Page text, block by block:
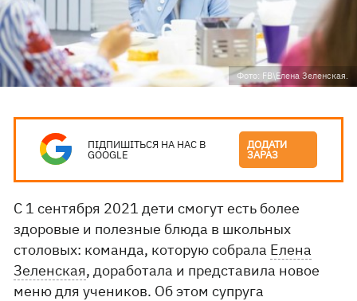
Фото: FB\Елена Зеленская.
ПІДПИШІТЬСЯ НА НАС В
GOOGLE
ДОДАТИ
ЗАРАЗ
С 1 сентября 2021 дети смогут есть более
здоровые и полезные блюда в школьных
столовых: команда, которую собрала Елена
Зеленская, доработала и представила новое
меню для учеников. Об этом супруга